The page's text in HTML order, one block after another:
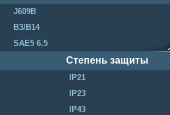
J609B
B3/B14
SAE5 6.5
Степень защиты
IP21
IP23
IP43